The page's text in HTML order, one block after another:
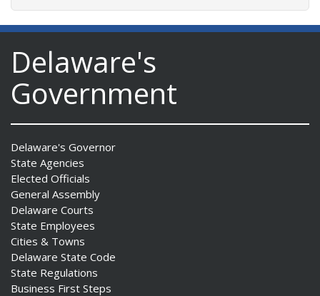
Delaware's
Government
Delaware's Governor
State Agencies
Elected Officials
General Assembly
Delaware Courts
State Employees
Cities & Towns
Delaware State Code
State Regulations
Business First Steps